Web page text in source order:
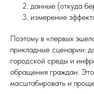
данные (откуда
измерение
Поэтому в «первых
прикладные сценарии:
городской среды и
обращения граждан.
масштабировать и